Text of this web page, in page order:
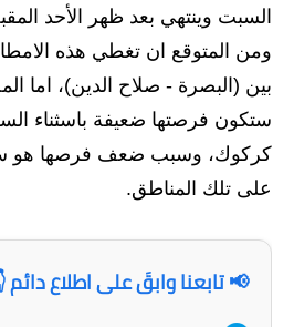
السبت وينتهي بعد ظهر الأحد المقبل 2024/10/
ومن المتوقع ان تغطي هذه
بين (البصرة - صلاح الدين)، اما
ستكون فرصتها ضعيفة باسثناء
كركوك، وسبب ضعف فرصها هو
على تلك المناطق.
📢 تابعنا وابقَ على اطلاع دائم